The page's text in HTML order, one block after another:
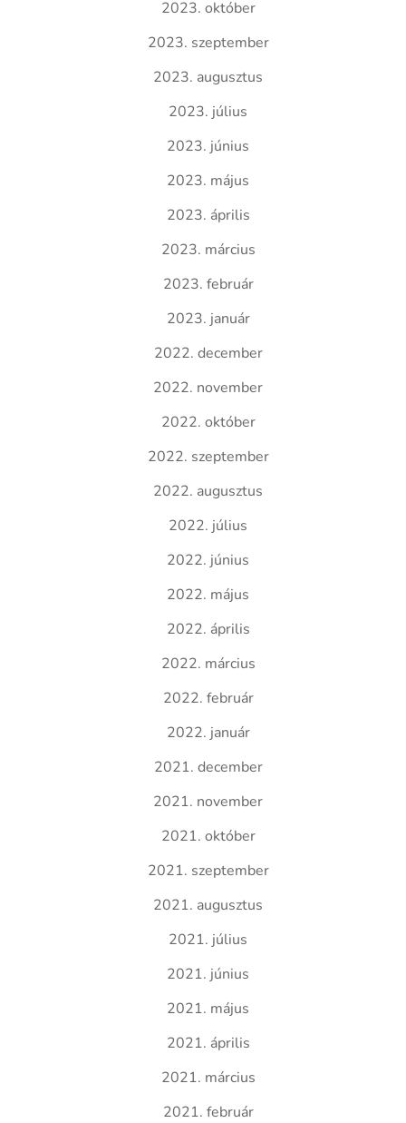
2023. október
2023. szeptember
2023. augusztus
2023. július
2023. június
2023. május
2023. április
2023. március
2023. február
2023. január
2022. december
2022. november
2022. október
2022. szeptember
2022. augusztus
2022. július
2022. június
2022. május
2022. április
2022. március
2022. február
2022. január
2021. december
2021. november
2021. október
2021. szeptember
2021. augusztus
2021. július
2021. június
2021. május
2021. április
2021. március
2021. február